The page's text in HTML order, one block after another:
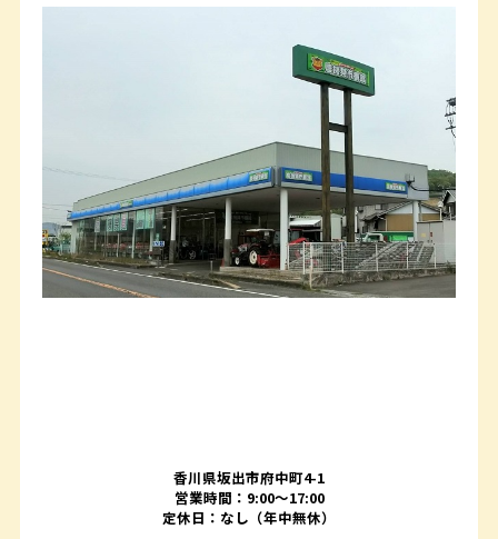
香川県坂出市府中町4-1
営業時間：9:00～17:00
定休日：なし（年中無休）